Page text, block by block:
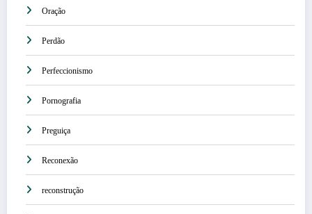
Oração
Perdão
Perfeccionismo
Pornografia
Preguiça
Reconexão
reconstrução